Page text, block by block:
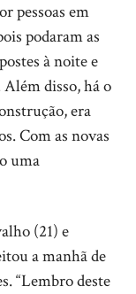
pessoas em
podaram as
à noite e
disso, há o
era
Com as novas
uma
(21) e
a manhã de
“Lembro deste